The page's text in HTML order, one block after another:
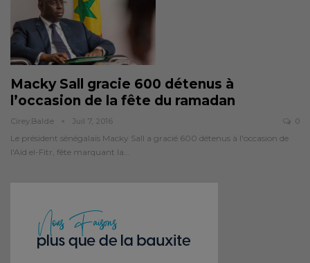
Macky Sall gracie 600 détenus à
l’occasion de la fête du ramadan
Cirey.balde Juil 7, 2016 0
Le président sénégalais Macky Sall a gracié 600 détenus à l'occasion de
l'Aïd el-Fitr, fête marquant la…